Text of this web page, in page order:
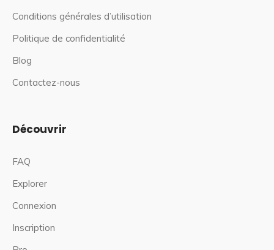
Conditions générales d’utilisation
Politique de confidentialité
Blog
Contactez-nous
Découvrir
FAQ
Explorer
Connexion
Inscription